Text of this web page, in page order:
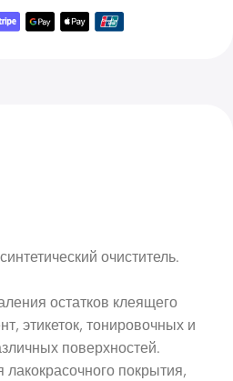
очиститель.
остатков клеящего
этикеток, тонировочных и
поверхностей.
покрытия,